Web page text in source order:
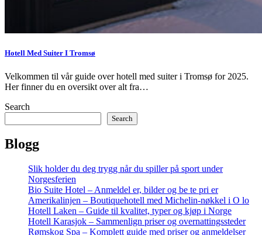
Hotell Med Suiter I Tromsø
Velkommen til vår guide over hotell med suiter i Tromsø for 2025.
Her finner du en oversikt over alt fra…
Search
Search
Blogg
Slik holder du deg trygg når du spiller på sport under
Norgesferien
Bio Suite Hotel – Anmeldel er, bilder og be te pri er
Amerikalinjen – Boutiquehotell med Michelin-nøkkel i O lo
Hotell Laken – Guide til kvalitet, typer og kjøp i Norge
Hotell Karasjok – Sammenlign priser og overnattingssteder
Rømskog Spa – Komplett guide med priser og anmeldelser